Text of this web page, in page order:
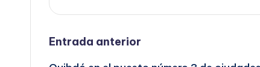
Navegación
Entrada anterior